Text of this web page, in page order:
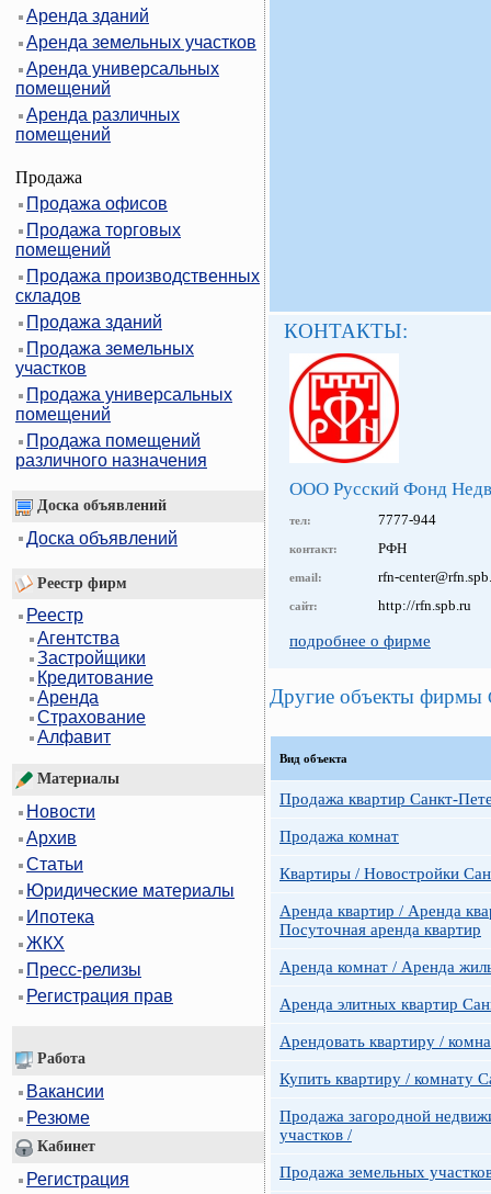
Аренда зданий
Аренда земельных участков
Аренда универсальных
помещений
Аренда различных
помещений
Продажа
Продажа офисов
Продажа торговых
помещений
Продажа производственных
складов
Продажа зданий
Продажа земельных
участков
Продажа универсальных
помещений
Продажа помещений
различного назначения
Доска объявлений
Доска объявлений
Реестр фирм
Реестр
Агентства
Застройщики
Кредитование
Аренда
Страхование
Алфавит
Материалы
Новости
Архив
Статьи
Юридические материалы
Ипотека
ЖКХ
Пресс-релизы
Регистрация прав
Работа
Вакансии
Резюме
Кабинет
Регистрация
КОНТАКТЫ:
ООО Русский Фонд
тел: 7777-944
контакт: РФН
email: rfn-
сайт: http://rfn.spb.ru
подробнее о фирме
Другие объекты фирмы
Вид объекта
Продажа квартир Санкт-
Продажа комнат
Квартиры / Новостройки
Аренда квартир / Аренда
Посуточная аренда квартир
Аренда комнат / Аренда
Аренда элитных квартир
Арендовать квартиру /
Купить квартиру / комнату
Продажа загородной
участков /
Продажа земельных